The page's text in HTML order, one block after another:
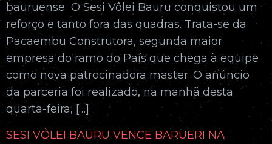
bauruense O Sesi Vôlei Bauru conquistou um
reforço e tanto fora das quadras. Trata-se da
Pacaembu Construtora, segunda maior
empresa do ramo do País que chega à equipe
como nova patrocinadora master. O anúncio
da parceria foi realizado, na manhã desta
quarta-feira, […]
SESI VÔLEI BAURU VENCE BARUERI NA